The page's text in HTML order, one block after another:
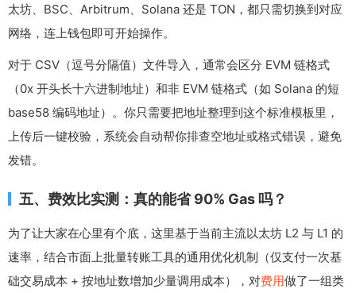
太坊、BSC、Arbitrum、Solana 还是 TON，都只需切换到对应
网络，连上钱包即可开始操作。
对于 CSV（逗号分隔值）文件导入，通常会区分 EVM 链格式
（0x 开头长十六进制地址）和非 EVM 链格式（如 Solana 的短
base58 编码地址）。你只需要把地址整理到这个标准模板里，
上传后一键校验，系统会自动帮你排查空地址或格式错误，避免
发错。
五、费效比实测：真的能省 90% Gas 吗？
为了让大家在心里有个底，这里基于当前主流以太坊 L2 与 L1 的
速率，结合市面上批量转账工具的通用优化机制（仅支付一次基
础交易成本 + 按地址数增加少量调用成本），对费用做了一组类